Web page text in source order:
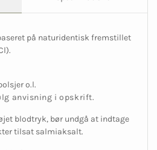
på naturidentisk fremstillet
o.l.
anvisning i opskrift.
blodtryk, bør undgå at indtage
tilsat salmiaksalt.